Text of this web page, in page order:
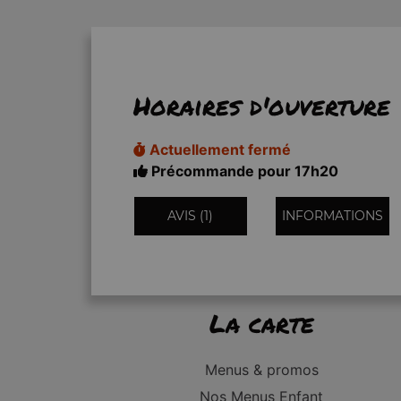
Horaires d'ouverture
Actuellement fermé
Précommande pour 17h20
AVIS (1) INFORMATIONS
La carte
Menus & promos
Nos Menus Enfant